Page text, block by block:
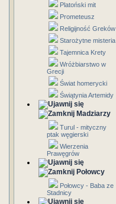
Platoński mit
Prometeusz
Religijność Greków
Starożytne misteria
Tajemnica Krety
Wróżbiarstwo w
Grecji
Świat homerycki
Świątynia Artemidy
Madziarzy
Turul - mityczny
ptak węgierski
Wierzenia
Prawęgrów
Połowcy
Połowcy - Baba ze
Stadnicy